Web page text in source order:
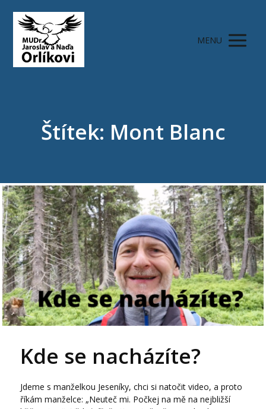
MENU
Štítek: Mont Blanc
Kde se nacházíte?
Jdeme s manželkou Jeseníky, chci si natočit video, a proto
říkám manželce: „Neuteč mi. Počkej na mě na nejbližší